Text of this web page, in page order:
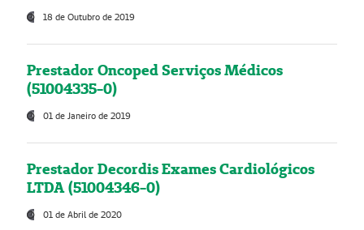
18 de Outubro de 2019
Prestador Oncoped Serviços Médicos
(51004335-0)
01 de Janeiro de 2019
Prestador Decordis Exames Cardiológicos
LTDA (51004346-0)
01 de Abril de 2020